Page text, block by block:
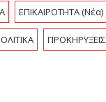
ΕΠΙΚΑΙΡΟΤΗΤΑ (Νέα)
ΠΡΟΚΗΡΥΞΕΙΣ